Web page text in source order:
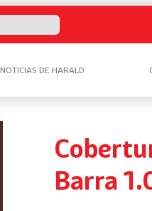
NOTICIAS DE HARALD
Barra